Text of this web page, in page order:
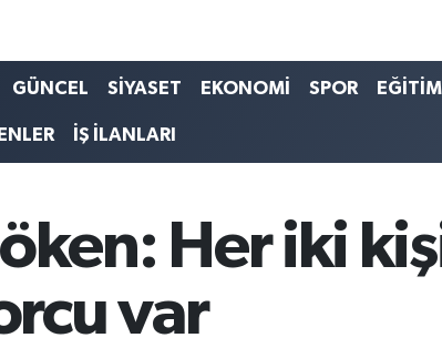
GÜNCEL SİYASET EKONOMİ SPOR EĞİTİM
İŞ İLANLARI
Her iki
var